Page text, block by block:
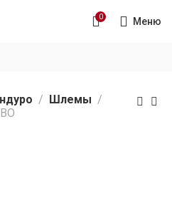
0 Меню
Шлемы